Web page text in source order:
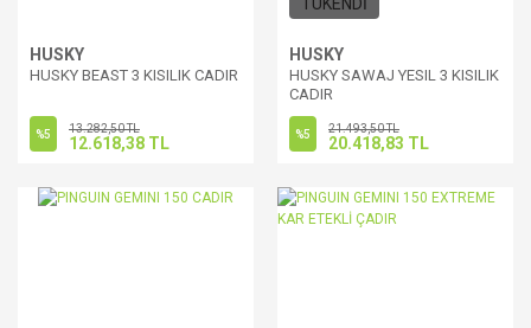
HUSKY
HUSKY BEAST 3 KISILIK CADIR
%5 13.282,50 TL
12.618,38 TL
HUSKY
HUSKY SAWAJ YESIL 3 KISILIK
CADIR
%5 21.493,50 TL
20.418,83 TL